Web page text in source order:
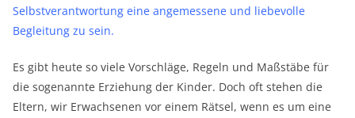
Selbstverantwortung eine angemessene und liebevolle
Begleitung zu sein.
Es gibt heute so viele Vorschläge, Regeln und Maßstäbe für
die sogenannte Erziehung der Kinder. Doch oft stehen die
Eltern, wir Erwachsenen vor einem Rätsel, wenn es um eine